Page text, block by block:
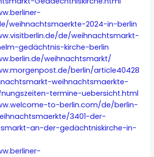
weihnachtsmaerkte-2024-in-berlin
de/weihnachtsmarkt-
gedächtnis-kirche-berlin
weihnachtsmarkt/
berlin/article40428
weihnachtsmaerkte-
termine-uebersicht.html
to-berlin.com/de/berlin-
3401-der-
an-der-gedächtniskirche-in-